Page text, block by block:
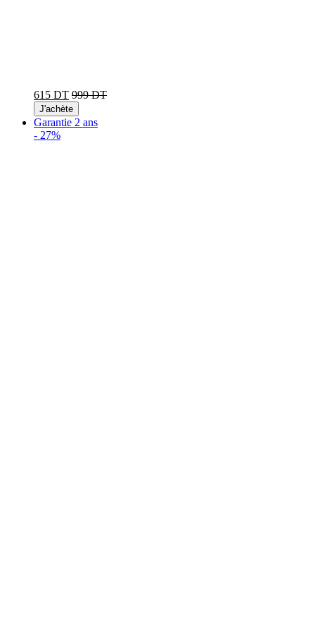
615 DT 999 DT
J'achète
Garantie 2 ans
- 27%